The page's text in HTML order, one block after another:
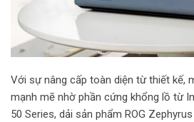
Với sự nâng cấp toàn diện từ thiết kế,
mạnh mẽ nhờ phần cứng khổng lồ từ
50 Series, dải sản phẩm ROG